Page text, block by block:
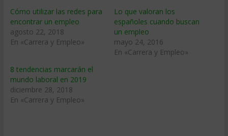
Cómo utilizar las redes para
encontrar un empleo
agosto 22, 2018
En «Carrera y Empleo»
Lo que valoran los
españoles cuando buscan
un empleo
mayo 24, 2016
En «Carrera y Empleo»
8 tendencias marcarán el
mundo laboral en 2019
diciembre 28, 2018
En «Carrera y Empleo»